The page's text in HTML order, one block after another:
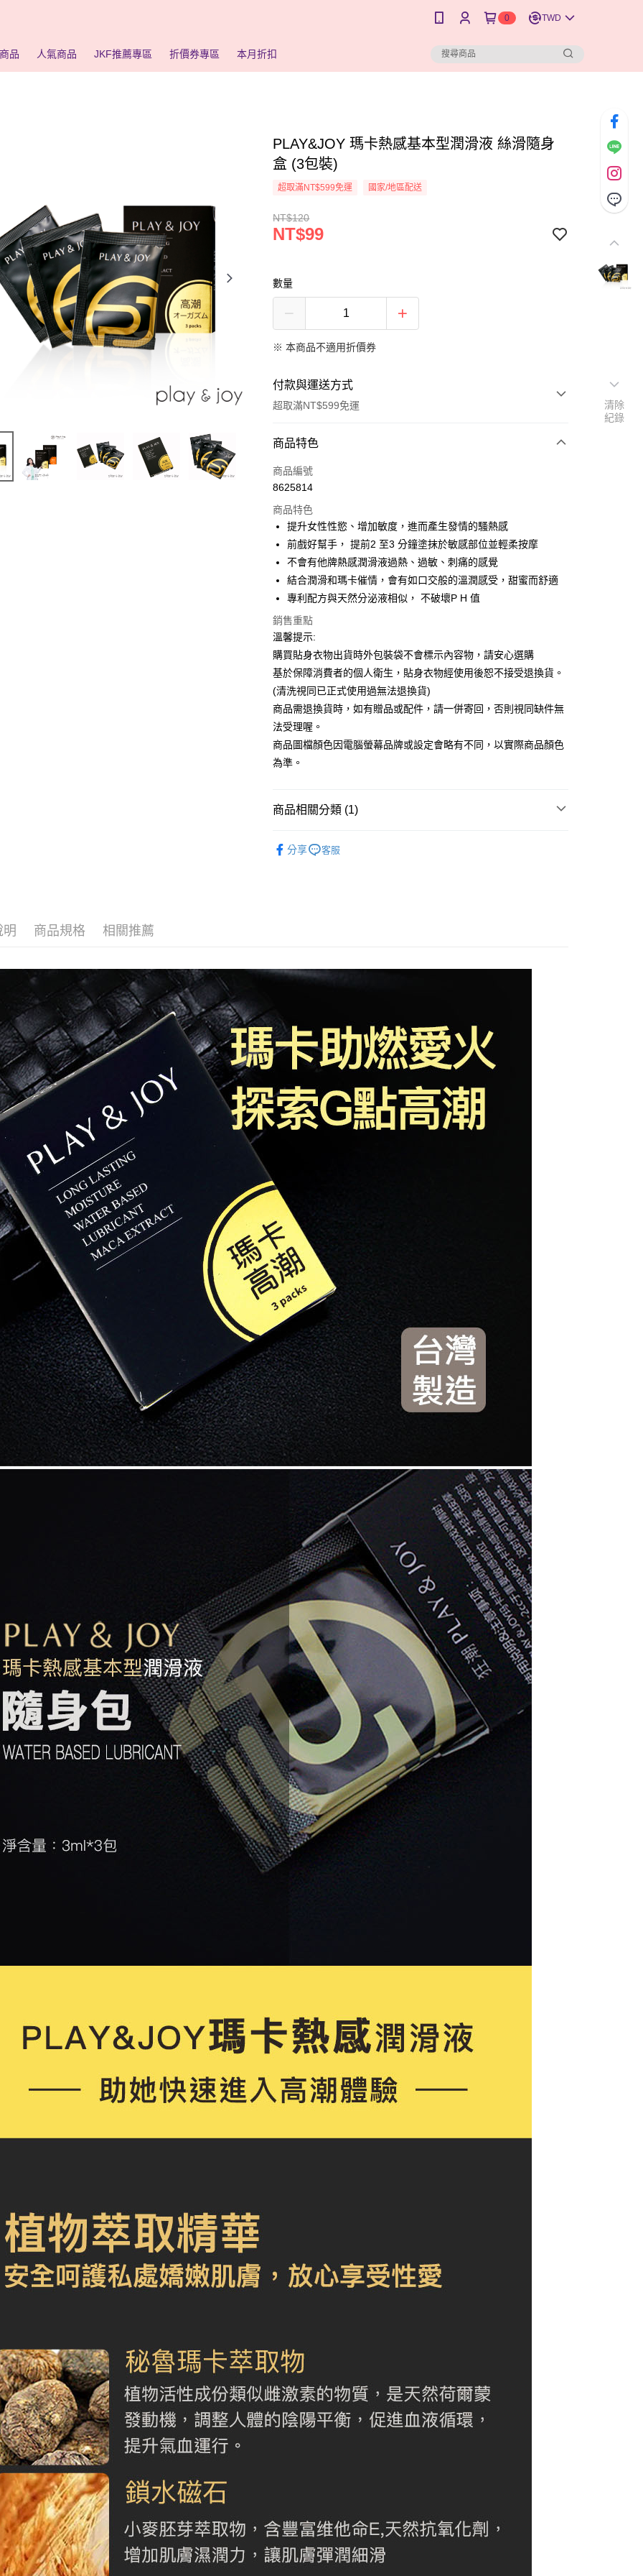
0 TWD
品 人氣商品 JKF推薦專區 折價券專區 本月折扣
PLAY&JOY 瑪卡熱感基本型潤滑液 絲滑隨身
盒 (3包裝)
超取滿NT$599免運 國家/地區配送
NT$120
NT$99
數量
※ 本商品不適用折價券
付款與運送方式
超取滿NT$599免運
付款方式
信用卡一次付款
LINE Pay
Apple Pay
街口支付
悠遊付
ATM付款
運送方式
全家付款取貨
每筆NT$65，滿NT$599(含以上)免運費
7-11付款取貨
每筆NT$65，滿NT$599(含以上)免運費
每筆NT$80，滿NT$599(含以上)免運費
商品特色
商品編號
8625814
商品特色
提升女性性慾、增加敏度，進而產生發情的騷熱感
前戲好幫手， 提前2 至3 分鐘塗抹於敏感部位並輕柔按摩
不會有他牌熱感潤滑液過熱、過敏、刺痛的感覺
結合潤滑和瑪卡催情，會有如口交般的溫潤感受，甜蜜而舒適
專利配方與天然分泌液相似， 不破壞P H 值
銷售重點
溫馨提示:
購買貼身衣物出貨時外包裝袋不會標示內容物，請安心選購
基於保障消費者的個人衛生，貼身衣物經使用後恕不接受退換貨。
(清洗視同已正式使用過無法退換貨)
商品需退換貨時，如有贈品或配件，請一併寄回，否則視同缺件無
法受理喔。
商品圖檔顏色因電腦螢幕品牌或設定會略有不同，以實際商品顏色
為準。
商品相關分類 (1)
分享
客服
明 商品規格 相關推薦
清除
紀錄